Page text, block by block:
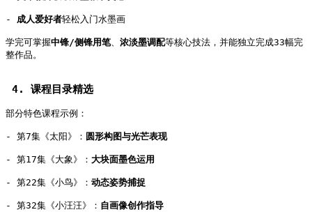
- 成人爱好者轻松入门水墨画
学完可掌握中锋/侧锋用笔、 浓淡墨调配等核心技法，并能独立完成33幅完
整作品。
4. 课程目录精选
部分特色课程示例：
- 第7集《太阳》： 圆形构图与光芒表现
- 第17集《大象》： 大块面墨色运用
- 第22集《小鸟》： 动态姿势捕捉
- 第32集《小汪汪》： 自画像创作指导